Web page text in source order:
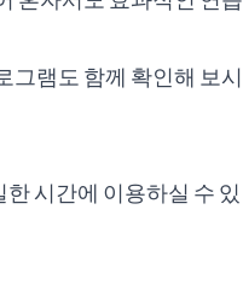
그램도 함께 확인해 보시
시간에 이용하실 수 있